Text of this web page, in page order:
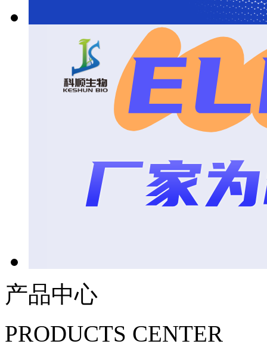
产品中心
PRODUCTS CENTER